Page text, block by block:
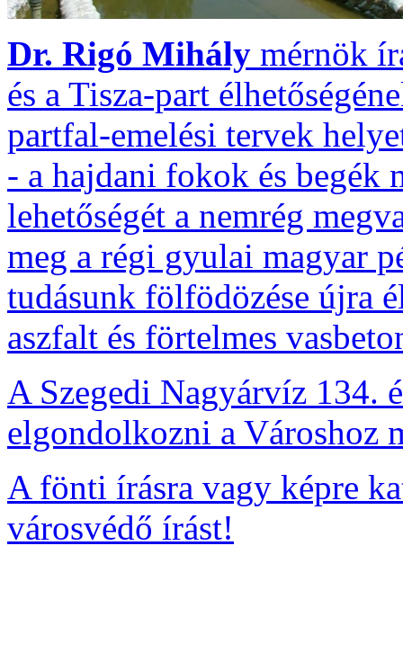
Dr. Rigó Mihály mérnök
és a Tisza-part
partfal-emelési tervek
- a hajdani fokok és begék
lehetőségét a nemrég
meg a régi gyulai magyar
tudásunk fölfödözése újra
aszfalt és förtelmes
A Szegedi Nagyárvíz 134.
elgondolkozni a Városhoz
A fönti írásra vagy képre
városvédő írást!